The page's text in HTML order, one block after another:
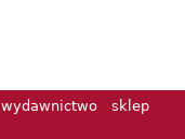
wydawnictwo
sklep